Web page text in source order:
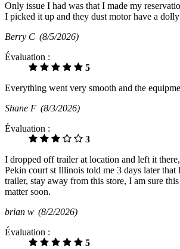
Only issue I had was that I made my
I picked it up and they dust motor have a
Berry C (8/5/2026)
Évaluation :
5
Everything went very smooth and the
Shane F (8/3/2026)
Évaluation :
3
I dropped off trailer at location and left it
Pekin court st Illinois told me 3 days later that
trailer, stay away from this store, I am sure
matter soon.
brian w (8/2/2026)
Évaluation :
5